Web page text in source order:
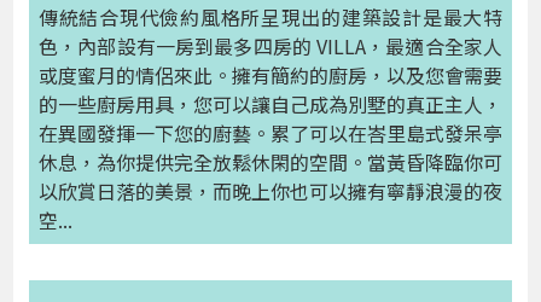
傳統結合現代儉約風格所呈現出的建築設計是最大特
色，內部設有一房到最多四房的 VILLA，最適合全家人
或度蜜月的情侶來此。擁有簡約的廚房，以及您會需要
的一些廚房用具，您可以讓自己成為別墅的真正主人，
在異國發揮一下您的廚藝。累了可以在峇里島式發呆亭
休息，為你提供完全放鬆休閑的空間。當黃昏降臨你可
以欣賞日落的美景，而晚上你也可以擁有寧靜浪漫的夜
空...